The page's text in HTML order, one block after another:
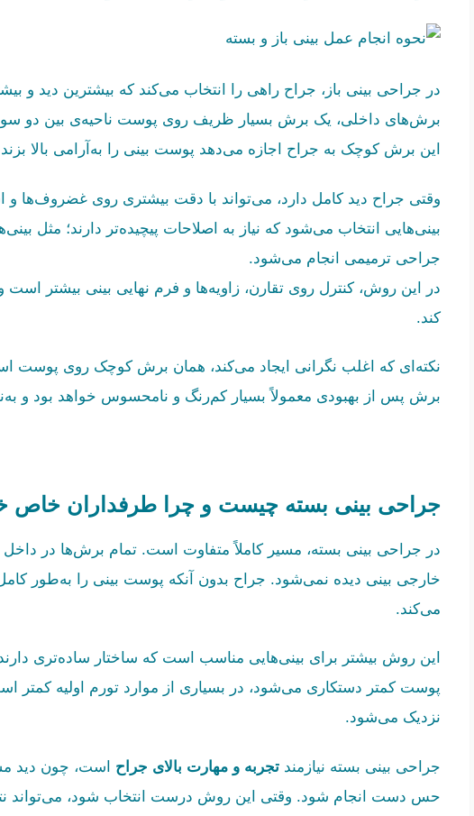
در جراحی بینی باز، جراح راهی را انتخاب می‌کند که بیشترین دید و
برش‌های داخلی، یک برش بسیار ظریف روی پوست ناحیه‌ی بین دو
این برش کوچک به جراح اجازه می‌دهد پوست بینی را به‌آرامی بالا
وقتی جراح دید کامل دارد، می‌تواند با دقت بیشتری روی غضروف‌ها و
بینی‌هایی انتخاب می‌شود که نیاز به اصلاحات پیچیده‌تر دارند؛ مثل
جراحی ترمیمی انجام می‌شود.
در این روش، کنترل روی تقارن، زاویه‌ها و فرم نهایی بینی بیشتر
کند.
نکته‌ای که اغلب نگرانی ایجاد می‌کند، همان برش کوچک روی پوست
برش پس از بهبودی معمولاً بسیار کم‌رنگ و نامحسوس خواهد بود و
جراحی بینی بسته چیست و چرا طرفداران خاص
در جراحی بینی بسته، مسیر کاملاً متفاوت است. تمام برش‌ها در
خارجی بینی دیده نمی‌شود. جراح بدون آنکه پوست بینی را به‌طور
می‌کند.
این روش بیشتر برای بینی‌هایی مناسب است که ساختار ساده‌تری
پوست کمتر دستکاری می‌شود، در بسیاری از موارد تورم اولیه کمتر
نزدیک می‌شود.
جراحی بینی بسته نیازمند تجربه و مهارت بالای جراح است، چون دید
حس دست انجام شود. وقتی این روش درست انتخاب شود، می‌تواند